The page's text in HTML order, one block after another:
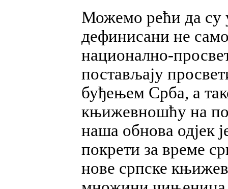
Можемо рећи да су
дефинисани не
национално-
постављају
буђењем Срба, а
књижевношћу на
наша обнова одјек
покрети за време
нове српске